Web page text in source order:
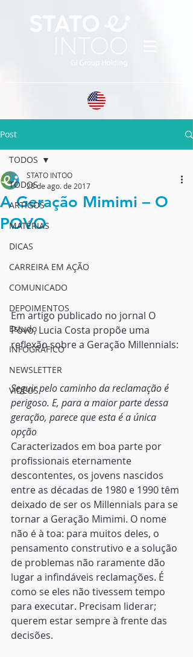
Post
TODOS
ARTIGOS
MATÉRIAS
DICAS
CARREIRA EM AÇÃO
COMUNICADO
DEPOIMENTOS
Estudo
INFOGRÁFICO
NEWSLETTER
VÍDEOS
TODOS
A Geração Mimimi – O
POVO
STATO INTOO
28 de ago. de 2017
Em artigo publicado no jornal O
Povo, Lucia Costa propõe uma
reflexão sobre a Geração Millennials:
Seguir pelo caminho da reclamação é
perigoso. E, para a maior parte dessa
geração, parece que esta é a única
opção
Caracterizados em boa parte por
profissionais eternamente
descontentes, os jovens nascidos
entre as décadas de 1980 e 1990 têm
deixado de ser os Millennials para se
tornar a Geração Mimimi. O nome
não é à toa: para muitos deles, o
pensamento construtivo e a solução
de problemas não raramente dão
lugar a infindáveis reclamações. É
como se eles não tivessem tempo
para executar. Precisam liderar;
querem estar sempre à frente das
decisões.